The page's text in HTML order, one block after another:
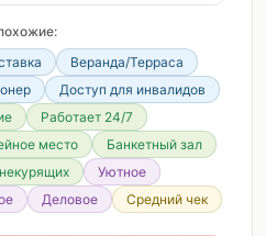
Веранда/Терраса
Доступ для инвалидов
Работает 24/7
место
Банкетный зал
Уютное
Деловое Средний чек